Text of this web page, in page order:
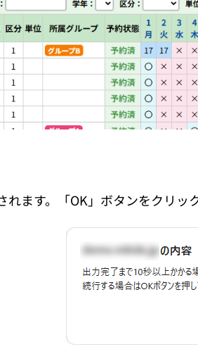
れます。「OK」ボタンをクリ